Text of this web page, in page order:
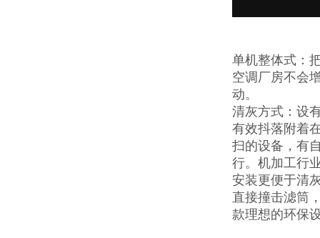
单机整体式：
空调厂房不会
动。
清灰方式：设
有效抖落附着
扫的设备，有
行。机加工行
安装更便于清
直接撞击滤筒
款理想的环保